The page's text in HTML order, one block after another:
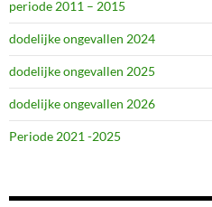
periode 2011 – 2015
dodelijke ongevallen 2024
dodelijke ongevallen 2025
dodelijke ongevallen 2026
Periode 2021 -2025